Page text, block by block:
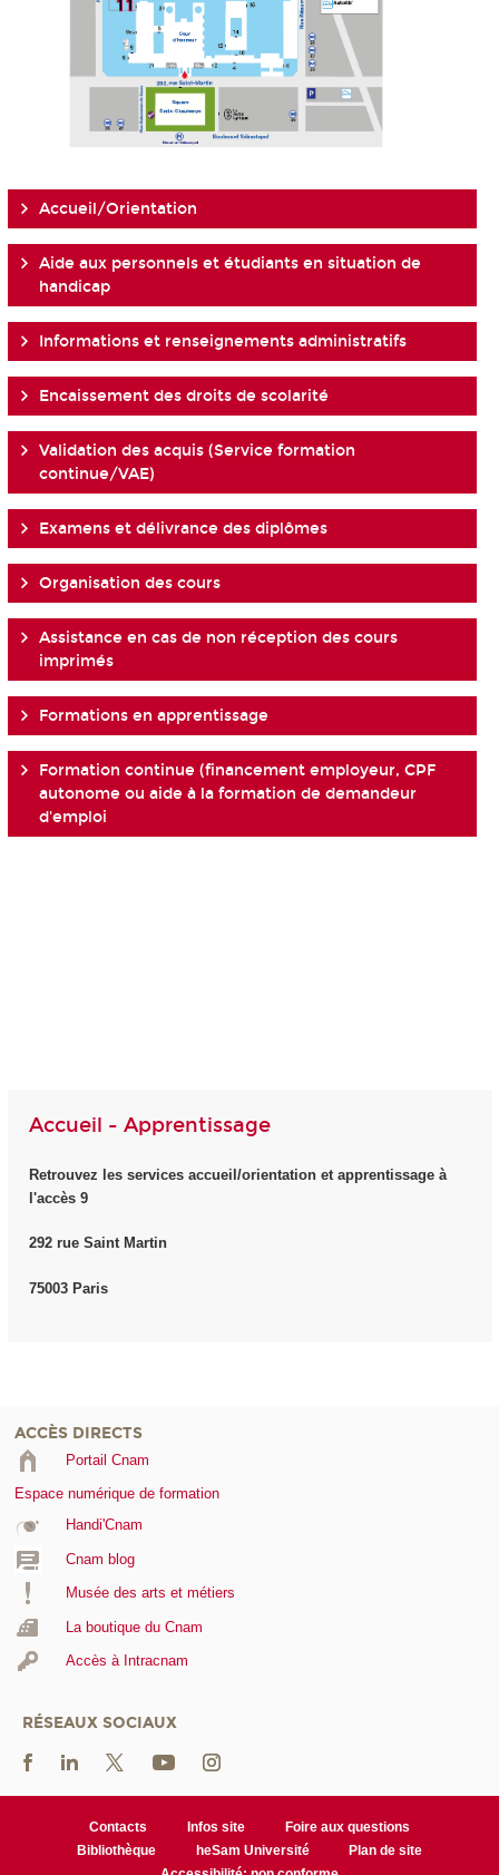
Accueil/Orientation
Aide aux personnels et étudiants en situation de
handicap
Informations et renseignements administratifs
Encaissement des droits de scolarité
Validation des acquis (Service formation
continue/VAE)
Examens et délivrance des diplômes
Organisation des cours
Assistance en cas de non réception des cours
imprimés
Formations en apprentissage
Formation continue (financement employeur, CPF
autonome ou aide à la formation de demandeur
d'emploi
Accueil - Apprentissage
Retrouvez les services accueil/orientation et apprentissage à
l'accès 9
292 rue Saint Martin
75003 Paris
ACCÈS DIRECTS
Portail Cnam
Espace numérique de formation
Handi'Cnam
Cnam blog
Musée des arts et métiers
La boutique du Cnam
Accès à Intracnam
RÉSEAUX SOCIAUX
Contacts Infos site
Foire aux questions
Bibliothèque
heSam Université
Plan de site